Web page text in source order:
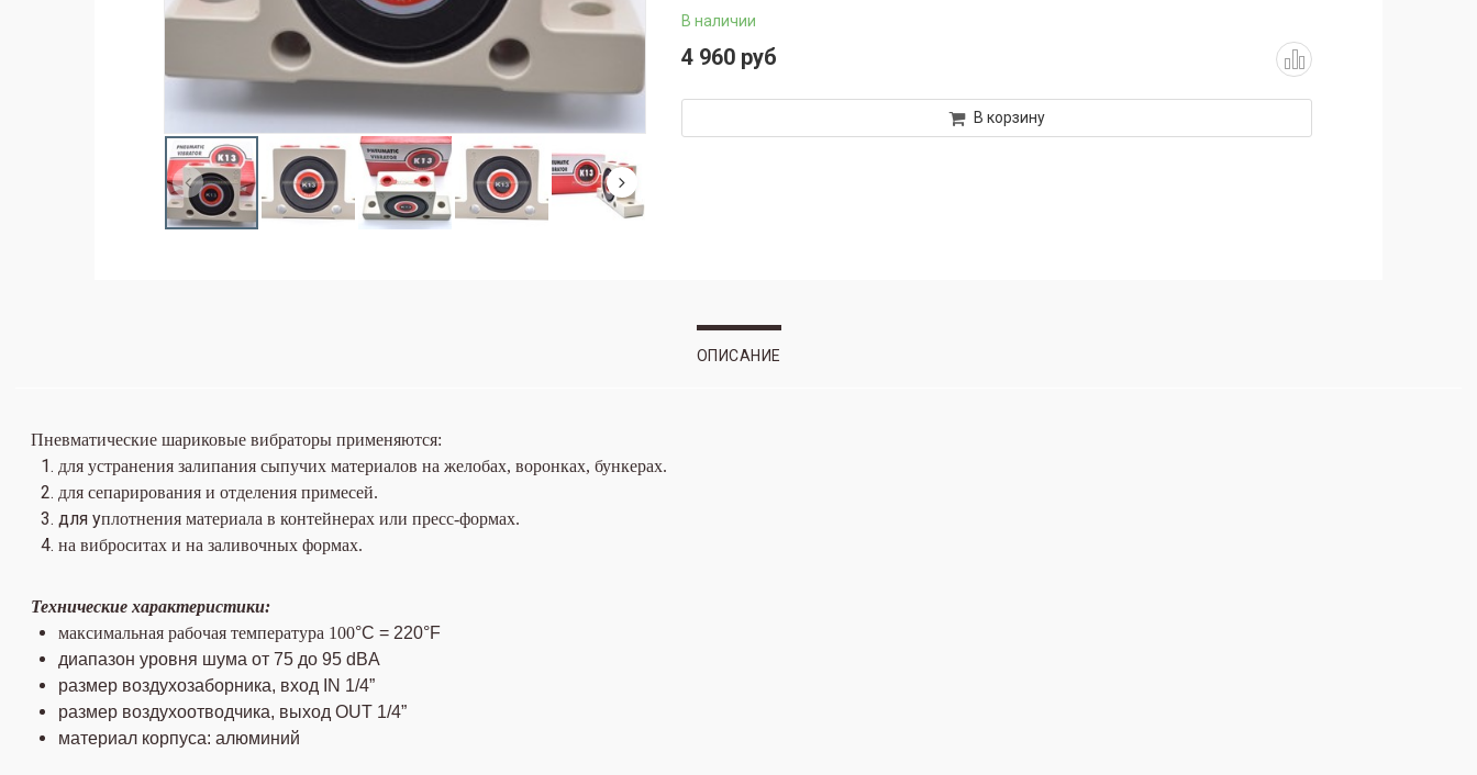
В наличии
4 960 руб
В корзину
ОПИСАНИЕ
Пневматические шариковые вибраторы применяются:
для устранения залипания сыпучих материалов на желобах, воронках, бункерах.
для сепарирования и отделения примесей.
для уплотнения материала в контейнерах или пресс-формах.
на виброситах и на заливочных формах.
Технические характеристики:
максимальная рабочая температура 100°C = 220°F
диапазон уровня шума от 75 до 95 dBA
размер воздухозаборника, вход IN 1/4”
размер воздухоотводчика, выход OUT 1/4”
материал корпуса: алюминий